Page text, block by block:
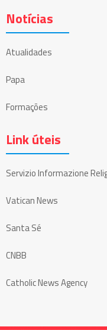
Notícias
Atualidades
Papa
Formações
Link úteis
Servizio Informazione
Vatican News
Santa Sé
CNBB
Catholic News Agency